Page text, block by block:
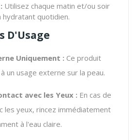
Utilisez chaque matin et/ou soir
hydratant quotidien.
D'Usage
Uniquement : Ce produit
un usage externe sur la peau.
avec les Yeux : En cas de
les yeux, rincez immédiatement
à l'eau claire.